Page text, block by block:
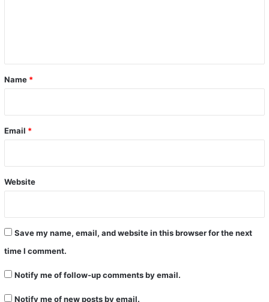
*
Name *
Email *
Website
Save my name, email, and website in this browser for the next
time I comment.
Notify me of follow-up comments by email.
Notify me of new posts by email.